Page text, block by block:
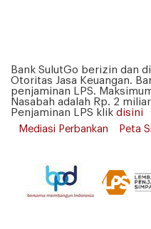
Bank SulutGo berizin dan
Otoritas Jasa Keuangan.
penjaminan LPS.
Nasabah adalah Rp. 2
Penjaminan LPS klik disini
Mediasi Perbankan
Peta